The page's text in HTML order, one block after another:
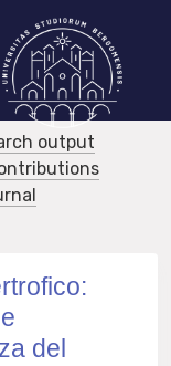
output
del